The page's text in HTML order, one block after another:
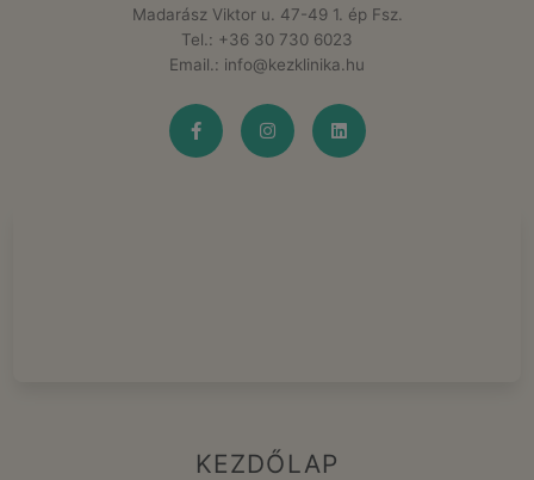
Madarász Viktor u. 47-49 1. ép Fsz.
Tel.: +36 30 730 6023
Email.: info@kezklinika.hu
KEZDŐLAP